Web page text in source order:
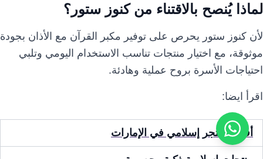
لماذا يُنصح بالاقتناء من كنوز ستور؟
لأن كنوز ستور يحرص على توفير مكبر القرآن مع الأذان بجودة
موثوقة، مع اختيار منتجات تناسب الاستخدام اليومي وتلبي
احتياجات الأسرة بروح عملية وهادئة.
اقرأ ايضا:
أفضل متجر إسلامي في الإمارات